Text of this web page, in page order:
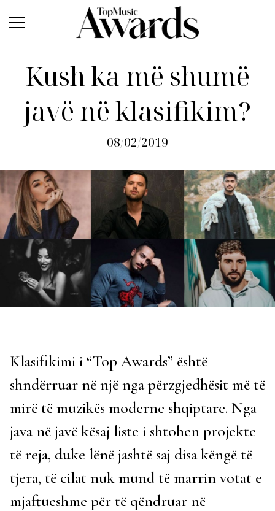
Kush ka më shumë
javë në klasifikim?
08/02/2019
Klasifikimi i “Top Awards” është
shndërruar në një nga përzgjedhësit më të
mirë të muzikës moderne shqiptare. Nga
java në javë kësaj liste i shtohen projekte
të reja, duke lënë jashtë saj disa këngë të
tjera, të cilat nuk mund të marrin votat e
mjaftueshme për të qëndruar në